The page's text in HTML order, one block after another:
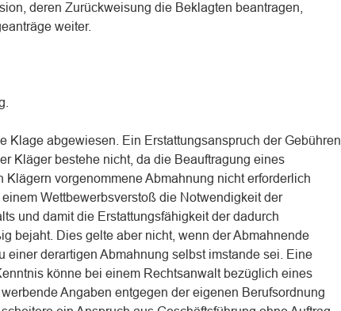
deren Zurückweisung die Beklagten beantragen,
weiter.
Klage abgewiesen. Ein Erstattungsanspruch der Gebühren
Kläger bestehe nicht, da die Beauftragung eines
Klägern vorgenommene Abmahnung nicht erforderlich
Wettbewerbsverstoß die Notwendigkeit der
und damit die Erstattungsfähigkeit der dadurch
bejaht. Dies gelte aber nicht, wenn der Abmahnende
einer derartigen Abmahnung selbst imstande sei. Eine
könne bei einem Rechtsanwalt bezüglich eines
Angaben entgegen der eigenen Berufsordnung